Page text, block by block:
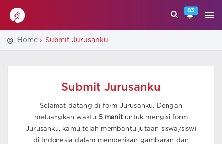
83
Home Submit Jurusanku
Submit Jurusanku
Selamat datang di form Jurusanku. Dengan
meluangkan waktu 5 menit untuk mengisi form
Jurusanku, kamu telah membantu jutaan siswa/siswi
di Indonesia dalam memberikan gambaran dan